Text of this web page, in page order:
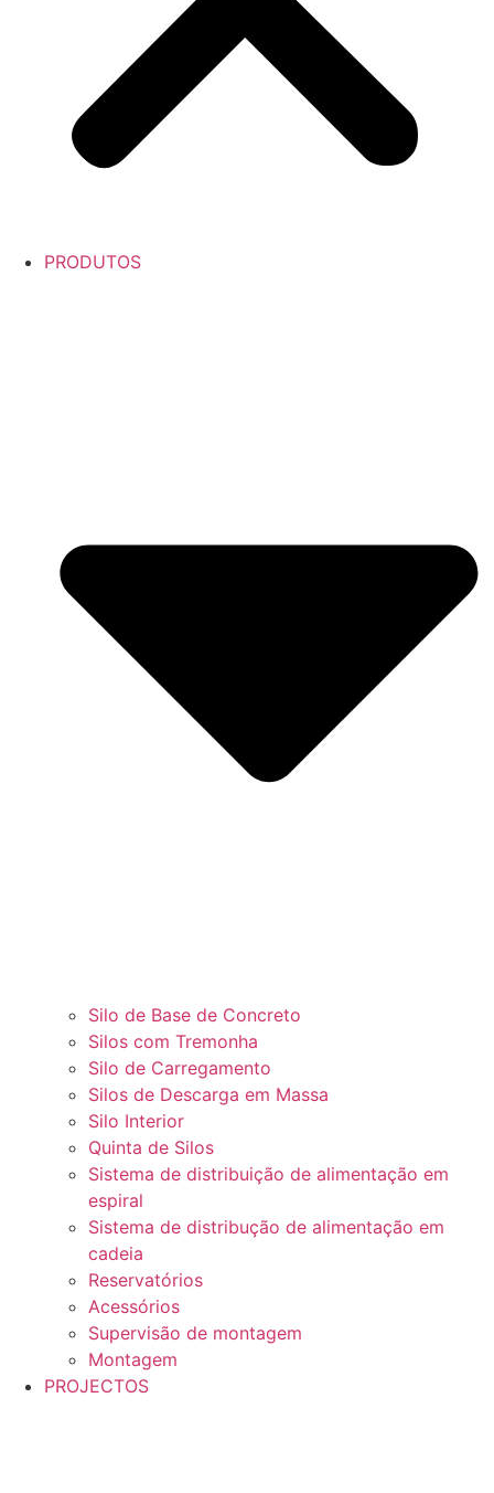
PRODUTOS
Silo de Base de Concreto
Silos com Tremonha
Silo de Carregamento
Silos de Descarga em Massa
Silo Interior
Quinta de Silos
Sistema de distribuição de alimentação em
espiral
Sistema de distribução de alimentação em
cadeia
Reservatórios
Acessórios
Supervisão de montagem
Montagem
PROJECTOS